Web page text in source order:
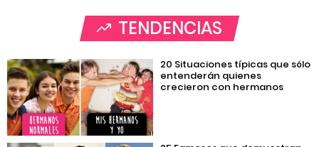
TENDENCIAS
20 Situaciones típicas que sólo
entenderán quienes
crecieron con hermanos